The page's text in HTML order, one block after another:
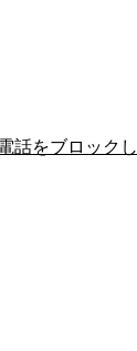
話をブロックし